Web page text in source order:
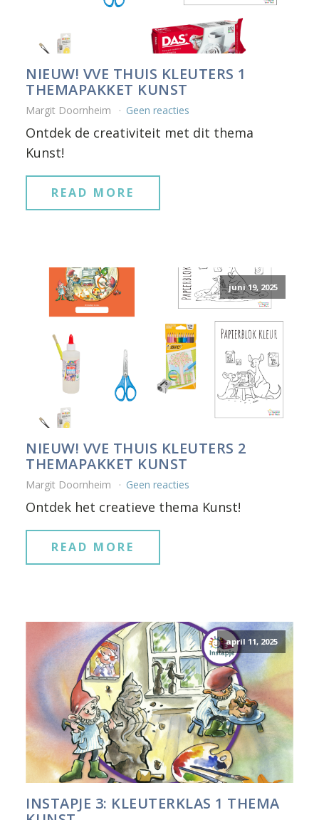
NIEUW! VVE THUIS KLEUTERS 1
THEMAPAKKET KUNST
Margit Doornheim Geen reacties
Ontdek de creativiteit met dit thema
Kunst!
READ MORE
juni 19, 2025
NIEUW! VVE THUIS KLEUTERS 2
THEMAPAKKET KUNST
Margit Doornheim Geen reacties
Ontdek het creatieve thema Kunst!
READ MORE
april 11, 2025
INSTAPJE 3: KLEUTERKLAS 1 THEMA